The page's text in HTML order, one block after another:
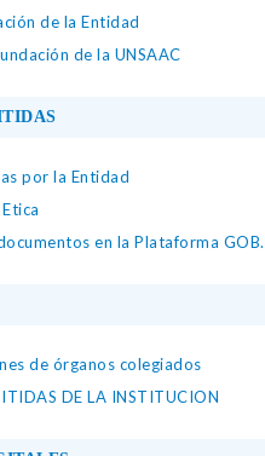
de la Entidad
de la UNSAAC
por la Entidad
en la Plataforma
de órganos colegiados
DE LA INSTITUCION